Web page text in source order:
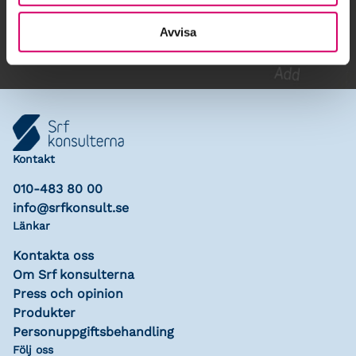
Avvisa
Lägg till i kalender
Kontakt
010-483 80 00
info@srfkonsult.se
Länkar
Kontakta oss
Om Srf konsulterna
Press och opinion
Produkter
Personuppgiftsbehandling
Följ oss